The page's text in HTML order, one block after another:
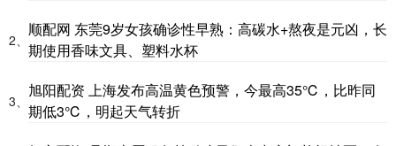
2、
顺配网 东莞9岁女孩确诊性早熟：高碳水+熬夜是元凶，长
期使用香味文具、塑料水杯
3、
旭阳配资 上海发布高温黄色预警，今最高35℃，比昨同
期低3℃，明起天气转折